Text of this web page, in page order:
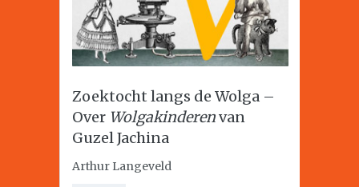
Zoektocht langs de Wolga –
Over Wolgakinderenvan
Guzel Jachina
Arthur Langeveld